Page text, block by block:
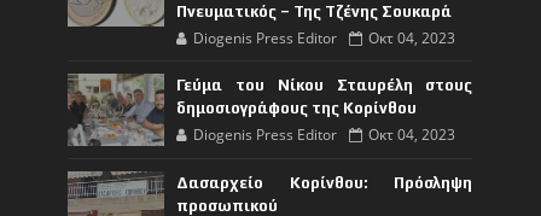
Πνευματικός – Της Τζένης Σουκαρά
Diogenis Press Editor Οκτ 04, 2023
Γεύμα του Νίκου Σταυρέλη στους
δημοσιογράφους της Κορίνθου
Diogenis Press Editor Οκτ 04, 2023
Δασαρχείο Κορίνθου: Πρόσληψη
προσωπικού